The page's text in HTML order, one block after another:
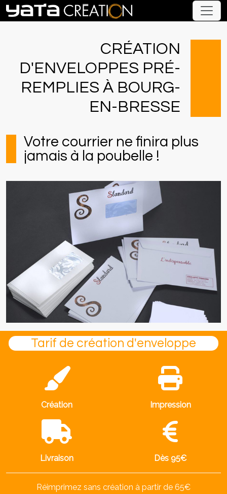
CRÉATION
D'ENVELOPPES PRÉ-
REMPLIES À BOURG-
EN-BRESSE
Votre courrier ne finira plus
jamais à la poubelle !
Tarif de création d'enveloppe
Création Impression
Livraison Dès 95€
Réimprimez sans création à partir de 65€